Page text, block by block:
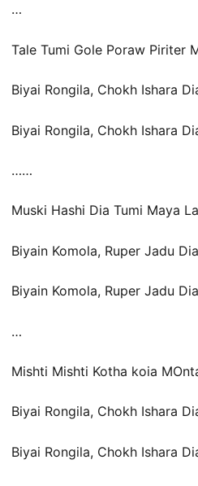
…
Tale Tumi Gole Poraw Piriter
Biyai Rongila, Chokh Ishara
Biyai Rongila, Chokh Ishara
……
Muski Hashi Dia Tumi Maya
Biyain Komola, Ruper Jadu
Biyain Komola, Ruper Jadu
…
Mishti Mishti Kotha koia
Biyai Rongila, Chokh Ishara
Biyai Rongila, Chokh Ishara